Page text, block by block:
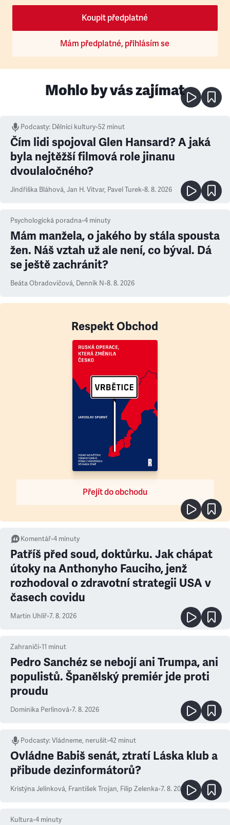
Koupit předplatné
Mám předplatné, přihlásím se
Mohlo by vás zajímat
Podcasty: Dělníci kultury•52 minut
Čím lidi spojoval Glen Hansard? A jaká
byla nejtěžší filmová role jinanu
dvoulaločného?
Jindřiška Bláhová, Jan H. Vitvar, Pavel Turek•8. 8. 2026
Psychologická poradna•4 minuty
Mám manžela, o jakého by stála spousta
žen. Náš vztah už ale není, co býval. Dá
se ještě zachránit?
Beáta Obradovičová, Denník N•8. 8. 2026
Respekt Obchod
Přejít do obchodu
Komentář•4 minuty
Patříš před soud, doktůrku. Jak chápat
útoky na Anthonyho Fauciho, jenž
rozhodoval o zdravotní strategii USA v
časech covidu
Martin Uhlíř•7. 8. 2026
Zahraničí•11 minut
Pedro Sanchéz se nebojí ani Trumpa, ani
populistů. Španělský premiér jde proti
proudu
Dominika Perlínová•7. 8. 2026
Podcasty:Vládneme, nerušit•42 minut
Ovládne Babiš senát, ztratí Láska klub a
přibude dezinformátorů?
Kristýna Jelínková, František Trojan, Filip Zelenka•7. 8. 2026
Kultura•4 minuty